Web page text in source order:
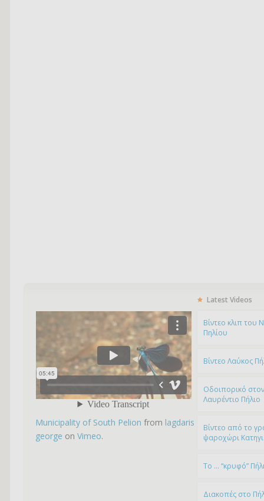
Municipality of South Pelion from lagdaris
george on Vimeo.
Latest Videos
Bίντεο κλιπ του
Πηλίου
Βίντεο Λαύκος
Οδοιπορικό
Λαυρέντιο Πήλιο
Βίντεο από το
ψαροχώρι
To … “κρυφό”
Διακοπές στο